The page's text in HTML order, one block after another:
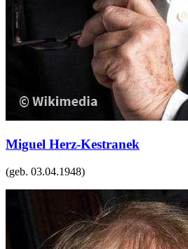
Miguel Herz-Kestranek
(geb. 03.04.1948)